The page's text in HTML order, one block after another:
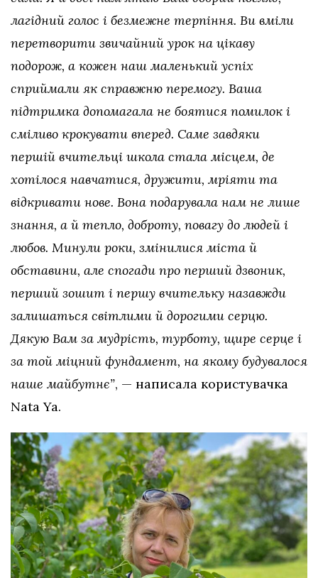
лагідний голос і безмежне терпіння. Ви вміли
перетворити звичайний урок на цікаву
подорож, а кожен наш маленький успіх
сприймали як справжню перемогу. Ваша
підтримка допомагала не боятися помилок і
сміливо крокувати вперед. Саме завдяки
першій вчительці школа стала місцем, де
хотілося навчатися, дружити, мріяти та
відкривати нове. Вона подарувала нам не лише
знання, а й тепло, доброту, повагу до людей і
любов. Минули роки, змінилися міста й
обставини, але спогади про перший дзвоник,
перший зошит і першу вчительку назавжди
залишаться світлими й дорогими серцю.
Дякую Вам за мудрість, турботу, щире серце і
за той міцний фундамент, на якому будувалося
наше майбутнє”, — написала користувачка
Nata Ya.